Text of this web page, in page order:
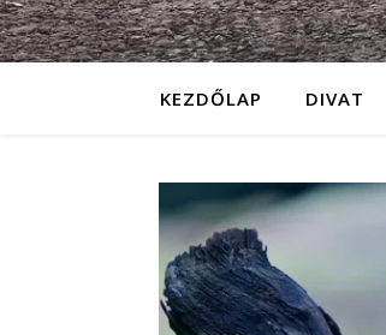
KEZDŐLAP DIVAT